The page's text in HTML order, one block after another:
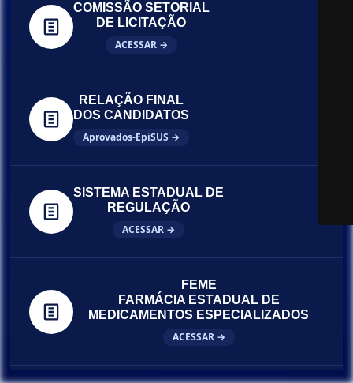
COMISSÃO SETORIAL
DE LICITAÇÃO
ACESSAR →
RELAÇÃO FINAL
DOS CANDIDATOS
Aprovados-EpiSUS →
SISTEMA ESTADUAL DE
REGULAÇÃO
ACESSAR →
FEME
FARMÁCIA ESTADUAL DE
MEDICAMENTOS ESPECIALIZADOS
ACESSAR →